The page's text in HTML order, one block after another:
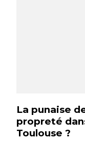
La punaise
propreté
Toulouse ?